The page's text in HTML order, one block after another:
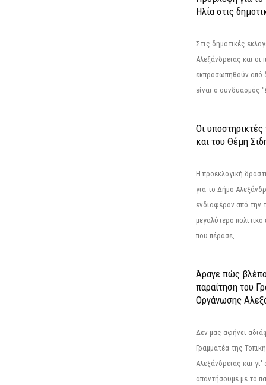
Ηλία στις
Στις δημοτικές
Αλεξάνδρειας και οι
εκπροσωπηθούν από
είναι ο συνδυασμός
Οι
και του Θέμη
Η προεκλογική
για το Δήμο
ενδιαφέρον από την
μεγαλύτερο
που πέρασε,...
Άραγε πώς
παραίτηση του
Οργάνωσης
Δεν μας αφήνει
Γραμματέα της
Αλεξάνδρειας και γι'
απαντήσουμε με το